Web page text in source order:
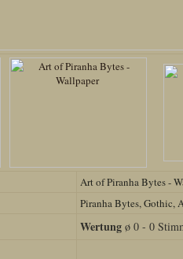
Art of Piranha Bytes -
Piranha Bytes, Gothic,
Wertung ø 0 - 0